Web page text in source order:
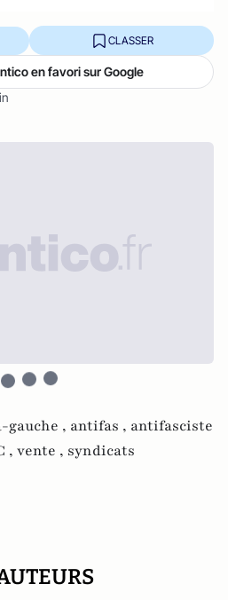
CLASSER
en favori sur Google
, antifas , antifasciste
, vente , syndicats